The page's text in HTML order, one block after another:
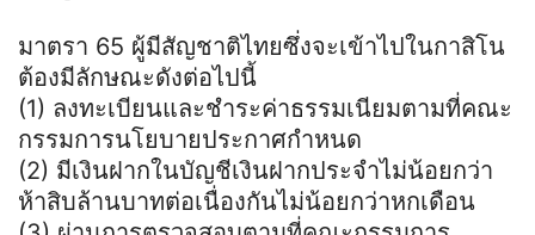
มาตรา 65 ผู้มีสัญชาติไทยซึ่งจะเข้าไปในกาสิโน
ต้องมีลักษณะดังต่อไปนี้
(1) ลงทะเบียนและชำระค่าธรรมเนียมตามที่คณะ
กรรมการนโยบายประกาศกำหนด
(2) มีเงินฝากในบัญชีเงินฝากประจำไม่น้อยกว่า
ห้าสิบล้านบาทต่อเนื่องกันไม่น้อยกว่าหกเดือน